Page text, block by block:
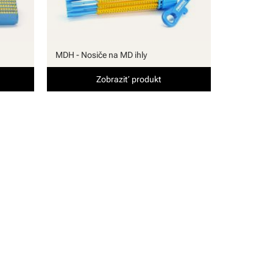
MDH - Nosiče na MD ihly
Zobraziť produkt